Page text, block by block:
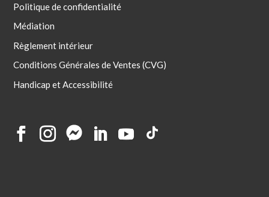
Politique de confidentialité
Médiation
Règlement intérieur
Conditions Générales de Ventes (CVG)
Handicap et Accessibilité